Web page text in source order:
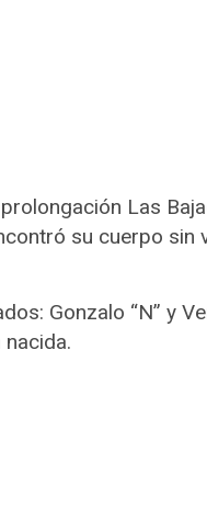
Las
su cuerpo sin
Gonzalo “N” y